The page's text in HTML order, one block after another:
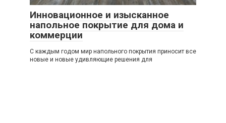
Инновационное и изысканное
напольное покрытие для дома и
коммерции
С каждым годом мир напольного покрытия приносит все
новые и новые удивляющие решения для